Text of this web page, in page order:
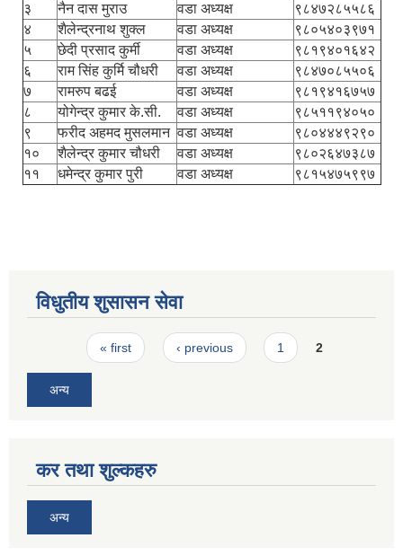
३
नैन दास मुराउ वडा अध्यक्ष
९८४७२८५५८६
४
शैलेन्द्रनाथ शुक्ल वडा अध्यक्ष
९८०५४०३९७१
५
छेदी प्रसाद कुर्मी वडा अध्यक्ष
९८१९४०१६४२
६
राम सिंह कुर्मि चौधरी वडा अध्यक्ष
९८४७०८५५०६
७
रामरुप बढई वडा अध्यक्ष
९८१९४१६७५७
८
योगेन्द्र कुमार के.सी. वडा अध्यक्ष
९८५११९४०५०
९
फरीद अहमद मुसलमान वडा अध्यक्ष
९८०४४४९२९०
१०
शैलेन्द्र कुमार चौधरी वडा अध्यक्ष
९८०२६४७३८७
११
धमेन्द्र कुमार पुरी वडा अध्यक्ष ९८१५४७५९९७
विधुतीय शुसासन सेवा
Pages« first ‹ previous 1 2
अन्य
कर तथा शुल्कहरु
अन्य